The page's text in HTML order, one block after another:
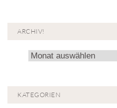
ARCHIV!
Archiv!
KATEGORIEN